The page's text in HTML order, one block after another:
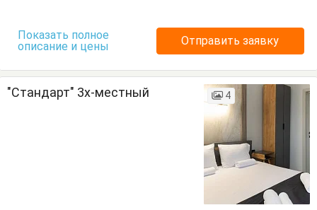
Показать полное
описание и цены
Отправить заявку
"Стандарт" 3х-местный 4